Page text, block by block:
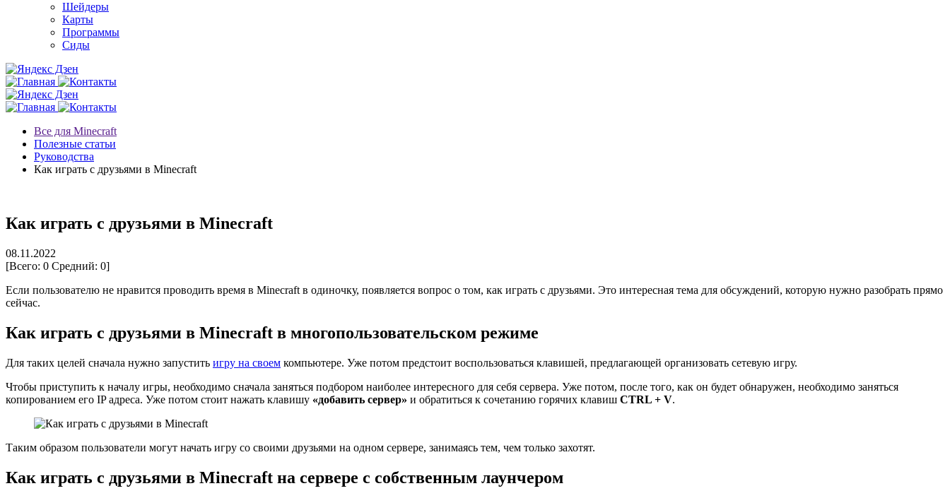
Шейдеры
Карты
Программы
Сиды
Все для Minecraft
Полезные статьи
Руководства
Как играть с друзьями в Minecraft
Как играть с друзьями в Minecraft
08.11.2022
[Всего: 0 Средний: 0]
Если пользователю не нравится проводить время в Minecraft в одиночку, появляется вопрос о том, как играть с друзьями. Это интересная тема для обсуждений, которую нужно разобрать прямо
сейчас.
Как играть с друзьями в Minecraft в многопользовательском режиме
Для таких целей сначала нужно запустить игру на своем компьютере. Уже потом предстоит воспользоваться клавишей, предлагающей организовать сетевую игру.
Чтобы приступить к началу игры, необходимо сначала заняться подбором наиболее интересного для себя сервера. Уже потом, после того, как он будет обнаружен, необходимо заняться
копированием его IP адреса. Уже потом стоит нажать клавишу «добавить сервер» и обратиться к сочетанию горячих клавиш CTRL + V.
Таким образом пользователи могут начать игру со своими друзьями на одном сервере, занимаясь тем, чем только захотят.
Как играть с друзьями в Minecraft на сервере с собственным лаунчером